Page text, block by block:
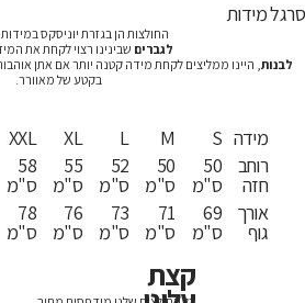
סרגל מידות
החולצות הן בגזרת יוניסקס
לגברים שבינינו רצוי לקחת את
לבנות, היינו ממליצים לקחת מידה קטנה יותר אם אתן
בקטע של מאוורר.
XXL
58
ס"מ
78
ס"מ
XL
55
ס"מ
76
ס"מ
L
52
ס"מ
73
ס"מ
M
50
ס"מ
71
ס"מ
S
50
ס"מ
69
ס"מ
מידה
רוחב
חזה
אורך
גוף
קצת